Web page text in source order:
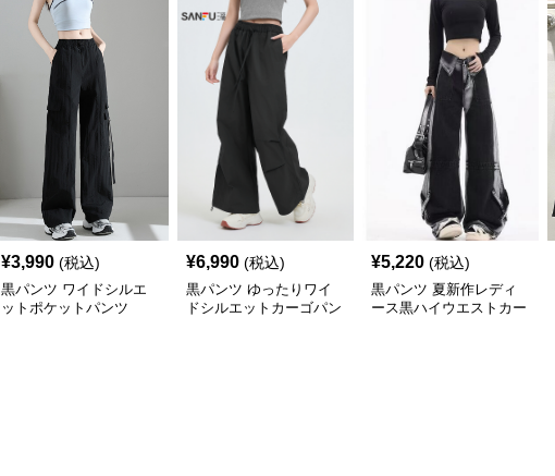
¥3,990 (税込)
黒パンツ ワイドシルエ
ットポケットパンツ
¥6,990 (税込)
黒パンツ ゆったりワイ
ドシルエットカーゴパン
¥5,220 (税込)
黒パンツ 夏新作レディ
ース黒ハイウエストカー